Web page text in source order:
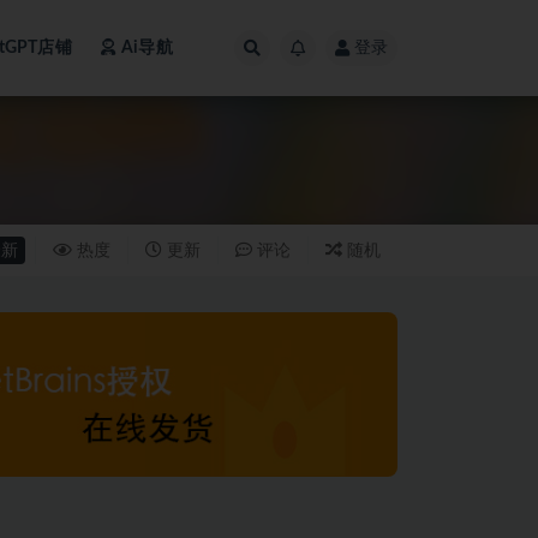
店铺 Ai导航 登录
热度 更新 评论 随机